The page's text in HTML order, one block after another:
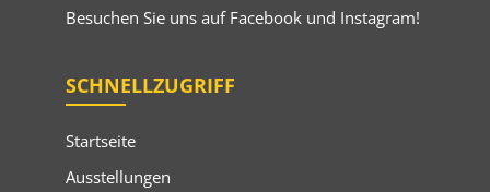
Besuchen Sie uns auf Facebookund Instagram!
SCHNELLZUGRIFF
Startseite
Ausstellungen